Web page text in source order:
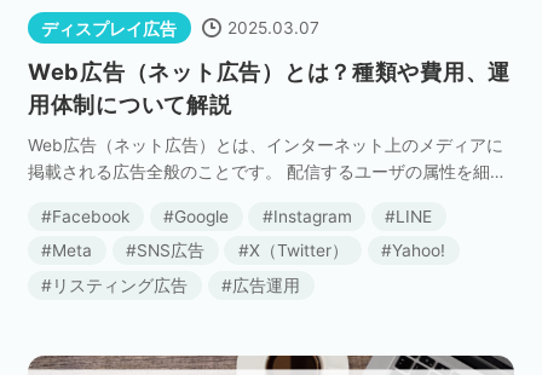
ディスプレイ広告 2025.03.07
Web広告（ネット広告）とは？種類や費用、運
用体制について解説
Web広告（ネット広告）とは、インターネット上のメディアに
掲載される広告全般のことです。 配信するユーザの属性を細か
メリットがあります。 ただし、Web広告（ネット […]
Facebook Google Instagram
LINE
Meta
SNS広告 X（Twitter）
Yahoo!
リスティング広告
広告運用